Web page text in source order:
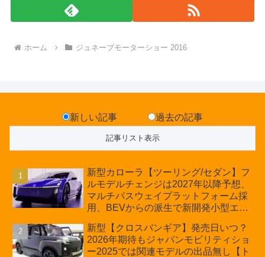
ホーム ジュネーブモーターショー 2016
新しい記事 過去の記事
新型カローラ【ツーリング/セダン】フ
ルモデルチェンジは2027年以降予想、
マルチパスウェイプラットフォーム採
用、BEVからの派生で新開発小型エン
の採用は無しか【トヨタ最新情報】60
周年記念車発売
新型【クロスバンギア】発売日いつ？
2026年期待もジャパンモビリティショ
ー2025では関連モデルの出品無し【ト